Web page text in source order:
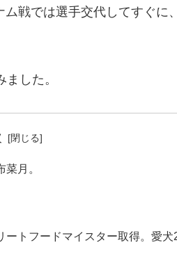
戦では選手交代してすぐに
した。
月。
トフードマイスター取得。愛犬